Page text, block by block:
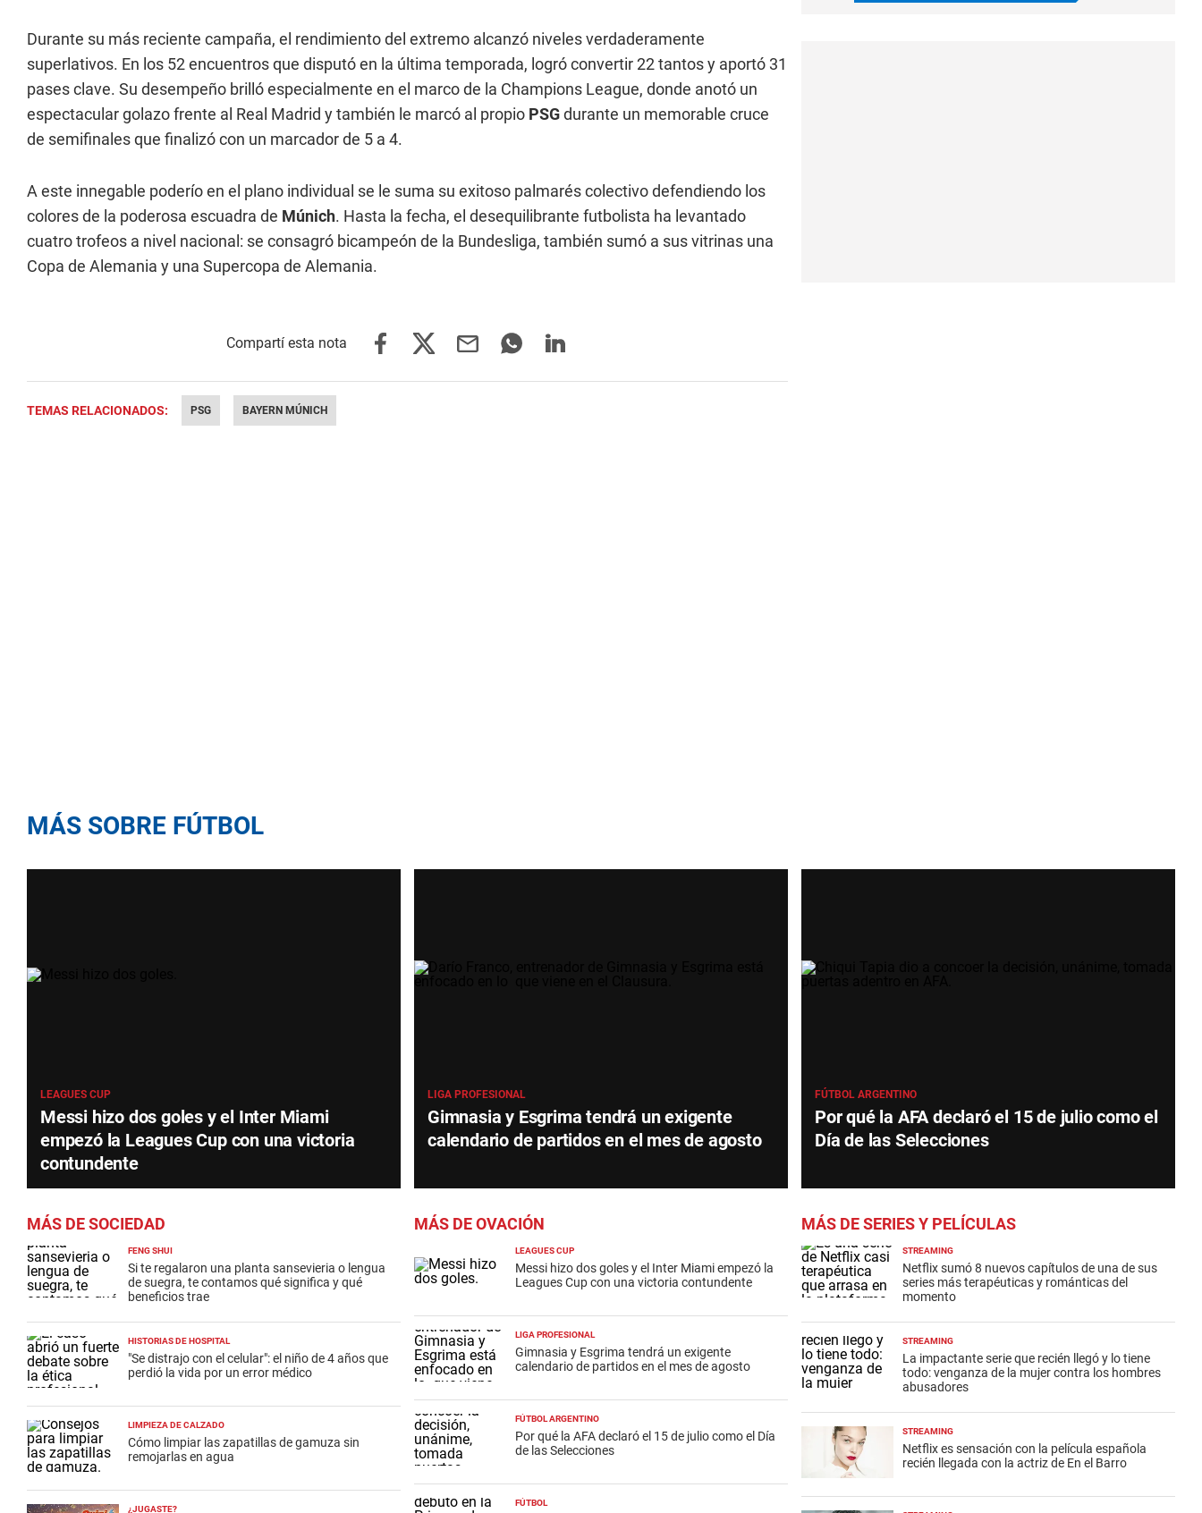
Durante su más reciente campaña, el rendimiento del extremo alcanzó niveles verdaderamente
superlativos. En los 52 encuentros que disputó en la última temporada, logró convertir 22 tantos y aportó 31
pases clave. Su desempeño brilló especialmente en el marco de la Champions League, donde anotó un
espectacular golazo frente al Real Madrid y también le marcó al propio PSGdurante un memorable cruce
de semifinales que finalizó con un marcador de 5 a 4.
A este innegable poderío en el plano individual se le suma su exitoso palmarés colectivo defendiendo los
colores de la poderosa escuadra de Múnich. Hasta la fecha, el desequilibrante futbolista ha levantado
cuatro trofeos a nivel nacional: se consagró bicampeón de la Bundesliga, también sumó a sus vitrinas una
Copa de Alemania y una Supercopa de Alemania.
TEMAS RELACIONADOS: PSG BAYERN MÚNICH
MÁS SOBRE FÚTBOL
LEAGUES CUP
Messi hizo dos goles y el Inter Miami
empezó la Leagues Cup con una victoria
contundente
LIGA PROFESIONAL
Gimnasia y Esgrima tendrá un exigente
calendario de partidos en el mes de agosto
FÚTBOL ARGENTINO
Por qué la AFA declaró el 15 de julio como el
Día de las Selecciones
MÁS DE SOCIEDAD
FENG SHUI
Si te regalaron una planta sansevieria o lengua
de suegra, te contamos qué significa y qué
beneficios trae
HISTORIAS DE HOSPITAL
"Se distrajo con el celular": el niño de 4 años que
perdió la vida por un error médico
LIMPIEZA DE CALZADO
Cómo limpiar las zapatillas de gamuza sin
remojarlas en agua
¿JUGASTE?
MÁS DE OVACIÓN
LEAGUES CUP
Messi hizo dos goles y el Inter Miami empezó la
Leagues Cup con una victoria contundente
LIGA PROFESIONAL
Gimnasia y Esgrima tendrá un exigente
calendario de partidos en el mes de agosto
FÚTBOL ARGENTINO
Por qué la AFA declaró el 15 de julio como el Día
de las Selecciones
FÚTBOL
MÁS DE SERIES Y PELÍCULAS
STREAMING
Netflix sumó 8 nuevos capítulos de una de sus
series más terapéuticas y románticas del
momento
STREAMING
La impactante serie que recién llegó y lo tiene
todo: venganza de la mujer contra los hombres
abusadores
STREAMING
Netflix es sensación con la película española
recién llegada con la actriz de En el Barro